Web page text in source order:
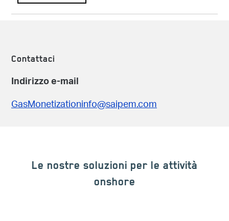
Contattaci
Indirizzo e-mail
GasMonetizationinfo@saipem.com
Le nostre soluzioni per le attività
onshore